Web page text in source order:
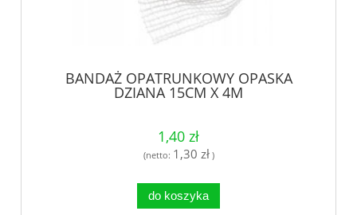
BANDAŻ OPATRUNKOWY OPASKA
DZIANA 15CM X 4M
1,40 zł
(netto: 1,30 zł)
do koszyka